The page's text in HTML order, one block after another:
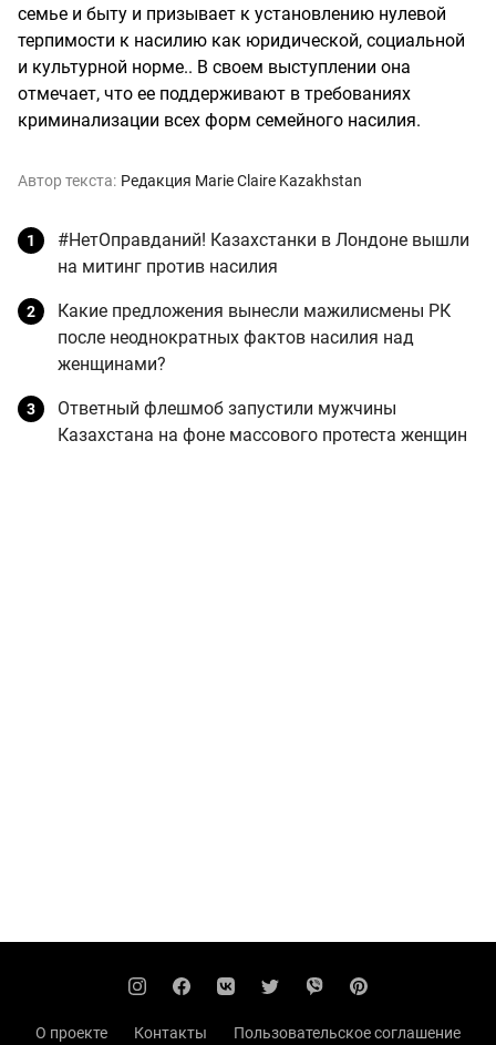
семье и быту и призывает к установлению нулевой
терпимости к насилию как юридической, социальной
и культурной норме.. В своем выступлении она
отмечает, что ее поддерживают в требованиях
криминализации всех форм семейного насилия.
Автор текста: Редакция Marie Claire Kazakhstan
#НетОправданий! Казахстанки в Лондоне вышли
на митинг против насилия
Какие предложения вынесли мажилисмены РК
после неоднократных фактов насилия над
женщинами?
Ответный флешмоб запустили мужчины
Казахстана на фоне массового протеста женщин
О проекте Контакты Пользовательское соглашение